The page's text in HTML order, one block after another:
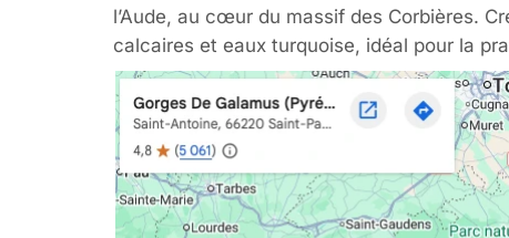
l’Aude, au cœur du massif des Corbières.
calcaires et eaux turquoise, idéal pour la